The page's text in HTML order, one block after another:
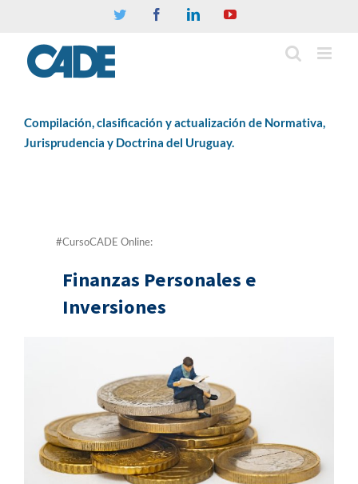
Twitter FacebookLinkedinYouTube
Compilación, clasificación y actualización de Normativa,
Jurisprudencia y Doctrina del Uruguay.
#CursoCADE Online:
Finanzas Personales e
Inversiones